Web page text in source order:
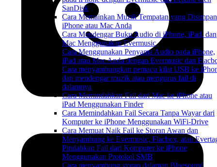
SanDisk
Cara Memainkan Muzik Tempatan yang
iPhone atau Mac Anda
Cara Mendengar Buku Audio di iPhone, iPad, dan
Mac Menggunakan Evermusic
Cara Menggunakan Penyama Audio pada iPhone,
iPad atau Mac Anda dengan Evermusic dan
Cara menyambungkan pemacu kilat USB ke
dan mendengar muzik atau mengurus fail di
dalamnya
Cara Memindahkan Fail dari Mac ke iPhone atau
iPad Menggunakan Finder
Cara Memindahkan Fail Secara Tanpa Wayar dari
Komputer ke iPhone Menggunakan WiFi-Drive
Cara Memuat Naik Fail ke Storan Awan dan
Menyambung ke Evermusic, Flacbox, atau
Pindahkan Fail dari Komputer ke iPhone
Menggunakan Protokol SMB
Cara menyambung storan dalaman Bluesound